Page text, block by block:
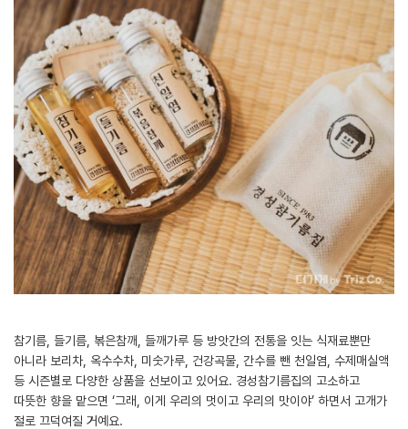
참기름, 들기름, 볶은참깨, 들깨가루 등 방앗간의 전통을 잇는 식재료뿐만
아니라 보리차, 옥수수차, 미숫가루, 건강곡물, 간수를 뺀 천일염, 수제매실액
등 시즌별로 다양한 상품을 선보이고 있어요. 경성참기름집의 고소하고
따뜻한 향을 맡으면 ‘그래, 이게 우리의 멋이고 우리의 맛이야’ 하면서 고개가
절로 끄덕여질 거예요.